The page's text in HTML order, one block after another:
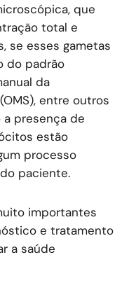
que
total e
se esses gametas
do padrão
da
entre outros
presença de
estão
processo
paciente.
importantes
e tratamento
a saúde